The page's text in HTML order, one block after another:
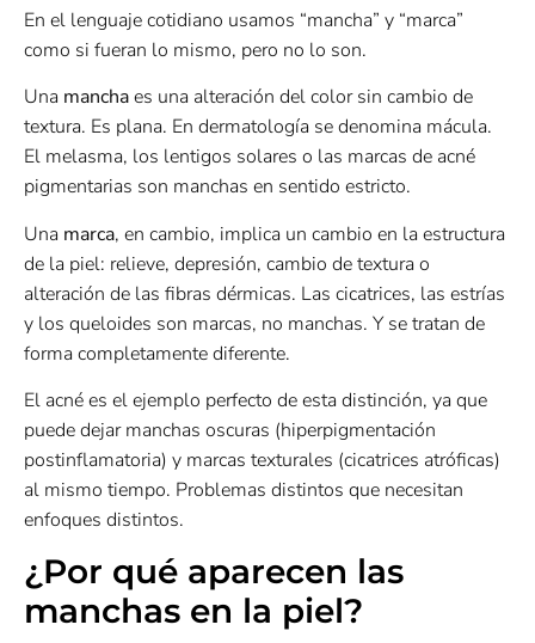
En el lenguaje cotidiano usamos “mancha” y “marca”
como si fueran lo mismo, pero no lo son.
Una manchaes una alteración del color sin cambio de
textura. Es plana. En dermatología se denomina mácula.
El melasma, los lentigos solares o las marcas de acné
pigmentarias son manchas en sentido estricto.
Una marca, en cambio, implica un cambio en la estructura
de la piel: relieve, depresión, cambio de textura o
alteración de las fibras dérmicas. Las cicatrices, las estrías
y los queloides son marcas, no manchas. Y se tratan de
forma completamente diferente.
El acné es el ejemplo perfecto de esta distinción, ya que
puede dejar manchas oscuras (hiperpigmentación
postinflamatoria) y marcas texturales (cicatrices atróficas)
al mismo tiempo. Problemas distintos que necesitan
enfoques distintos.
¿Por qué aparecen las
manchas en la piel?